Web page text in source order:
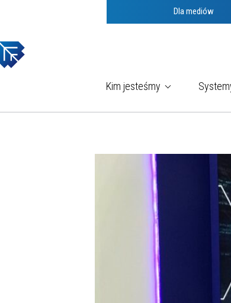
Dla mediów
Kim jesteśmy